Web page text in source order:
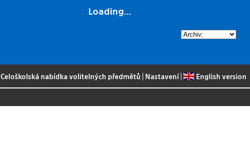
Loading...
|Celoškolská nabídka volitelných předmětů Nastavení| English version